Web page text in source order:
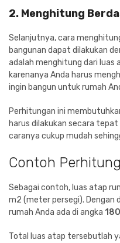
2. Menghitung
Selanjutnya, cara
bangunan dapat dilakukan
adalah menghitung dari luas
karenanya Anda harus
ingin bangun untuk rumah
Perhitungan ini
harus dilakukan secara
caranya cukup mudah
Contoh
Sebagai contoh, luas atap
m2 (meter persegi). Dengan
rumah Anda ada di angka
Total luas atap tersebutlah